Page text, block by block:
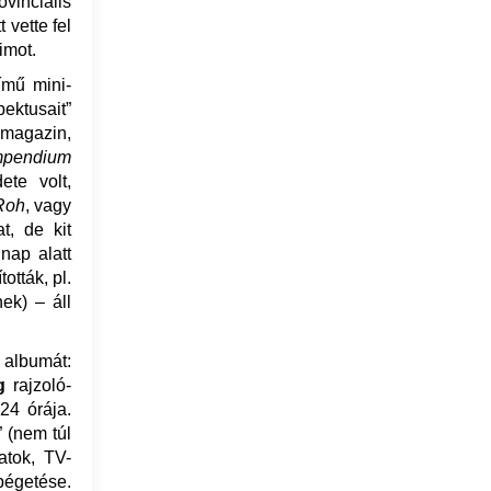
vette fel
mini-
volt,
, vagy
de kit
alatt
pl.
– áll
rajzoló-
órája.
túl
TV-